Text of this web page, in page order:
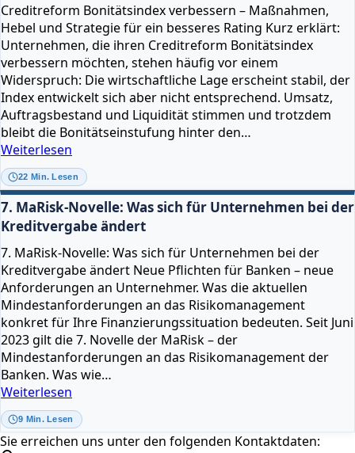
ist
und
was
nicht
Creditreform Bonitätsindex verbessern – Maßnahmen,
Hebel und Strategie für ein besseres Rating Kurz erklärt:
Unternehmen, die ihren Creditreform Bonitätsindex
verbessern möchten, stehen häufig vor einem
Widerspruch: Die wirtschaftliche Lage erscheint stabil, der
Index entwickelt sich aber nicht entsprechend. Umsatz,
Auftragsbestand und Liquidität stimmen und trotzdem
bleibt die Bonitätseinstufung hinter den…
Weiterlesen
Bonitätsindex
verbessern
–
Maßnahmen,
Hebel
und
Strategie
für
ein
besseres
Rating
22 Min. Lesen
7. MaRisk-Novelle: Was sich für Unternehmen bei der
Kreditvergabe ändert
7. MaRisk-Novelle: Was sich für Unternehmen bei der
Kreditvergabe ändert Neue Pflichten für Banken – neue
Anforderungen an Unternehmer. Was die aktuellen
Mindestanforderungen an das Risikomanagement
konkret für Ihre Finanzierungssituation bedeuten. Seit Juni
2023 gilt die 7. Novelle der MaRisk – der
Mindestanforderungen an das Risikomanagement der
Banken. Was wie…
Weiterlesen
MaRisk-
Novelle:
Was
9 Min. Lesen
Sie erreichen uns unter den folgenden Kontaktdaten: